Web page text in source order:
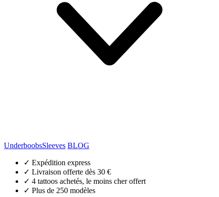
UnderboobsSleeves BLOG
✓ Expédition express
✓ Livraison offerte dès 30 €
✓ 4 tattoos achetés, le moins cher offert
✓ Plus de 250 modèles